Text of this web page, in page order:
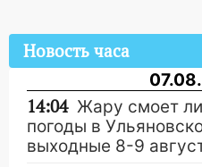
Новость часа
14:04 Жару смоет
погоды в
выходные 8-9